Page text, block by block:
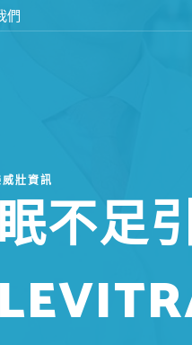
們
線訂購或致電我們 0437070132
壯資訊
不足